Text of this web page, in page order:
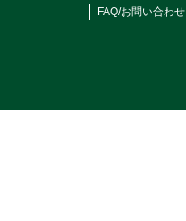
FAQ/お問い合わせ